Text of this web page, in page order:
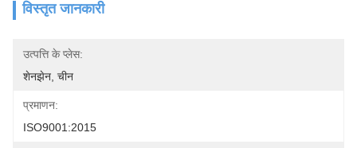
विस्तृत जानकारी
उत्पत्ति के प्लेस:
शेनझेन, चीन
प्रमाणन:
ISO9001:2015